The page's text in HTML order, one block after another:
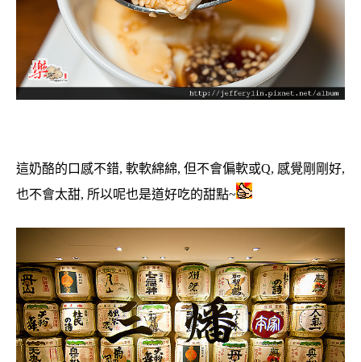
這奶酪的口感不錯, 軟軟綿綿, 但不會偏軟或Q, 感覺剛剛好,
也不會太甜, 所以呢也是道好吃的甜點~